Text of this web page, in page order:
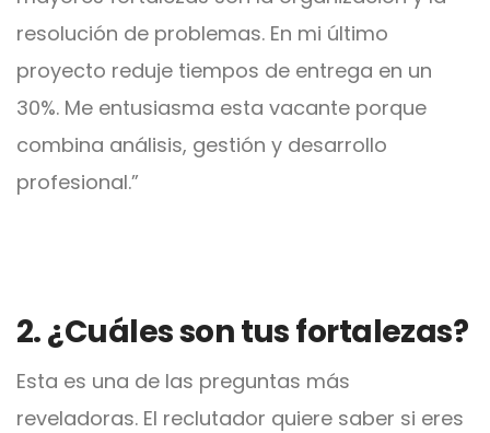
resolución de problemas. En mi último
proyecto reduje tiempos de entrega en un
30%. Me entusiasma esta vacante porque
combina análisis, gestión y desarrollo
profesional.”
2. ¿Cuáles son tus fortalezas?
Esta es una de las preguntas más
reveladoras. El reclutador quiere saber si eres